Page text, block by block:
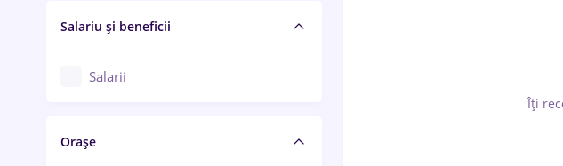
Salariu și beneficii
Salarii
Orașe
Îți